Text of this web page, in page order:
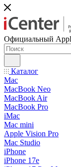
Официальный
Каталог
Mac
MacBook Neo
MacBook Air
MacBook Pro
iMac
Mac mini
Apple Vision Pro
Mac Studio
iPhone
iPhone 17e